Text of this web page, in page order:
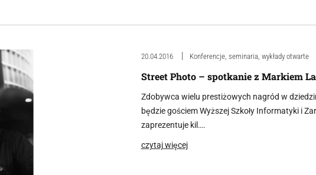
20.04.2016 Konferencje, seminaria, wykłady otwarte
Street Photo – spotkanie z Markiem
Zdobywca wielu prestiżowych nagród w
będzie gościem Wyższej Szkoły Informatyki i
zaprezentuje kil….
czytaj więcej